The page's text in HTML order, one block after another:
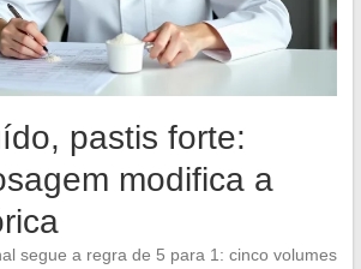
pastis forte:
modifica a
segue a regra de 5 para 1: cinco volumes